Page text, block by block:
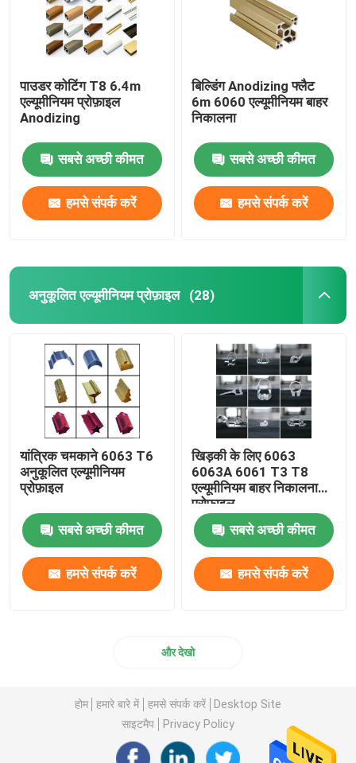
पाउडर कोटिंग T8 6.4m
एल्यूमीनियम प्रोफ़ाइल
Anodizing
सबसे अच्छी कीमत
हमसे संपर्क करें
बिल्डिंग Anodizing फ्लैट
6m 6060 एल्यूमीनियम बाहर
निकालना
सबसे अच्छी कीमत
हमसे संपर्क करें
अनुकूलित एल्यूमीनियम प्रोफ़ाइल (28)
यांत्रिक चमकाने 6063 T6
अनुकूलित एल्यूमीनियम
प्रोफ़ाइल
सबसे अच्छी कीमत
हमसे संपर्क करें
खिड़की के लिए 6063
6063A 6061 T3 T8
एल्यूमीनियम बाहर निकालना
प्रोफ़ाइल
सबसे अच्छी कीमत
हमसे संपर्क करें
और देखो
होम हमारे बारे में हमसे संपर्क करें
Desktop Site
साइटमैप
Privacy Policy